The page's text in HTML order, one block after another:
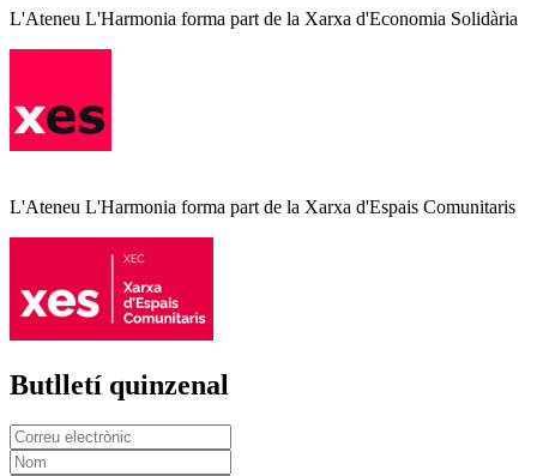
L'Ateneu L'Harmonia forma part de la Xarxa d'Economia Solidària
L'Ateneu L'Harmonia forma part de la Xarxa d'Espais Comunitaris
Butlletí quinzenal